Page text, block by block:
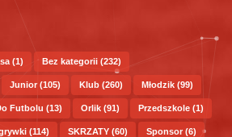
(1) Bez kategorii (232)
Junior (105) Klub (260) Młodzik (99)
Futbolu (13) Orlik (91) Przedszkole (1)
(114) SKRZATY (60) Sponsor (6)